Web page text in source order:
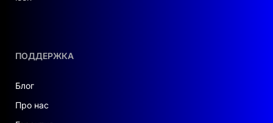
ПОДДЕРЖКА
Блог
Про нас